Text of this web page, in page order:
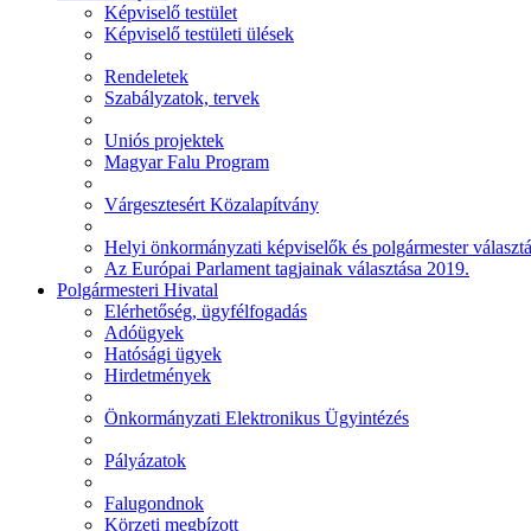
Képviselő testület
Képviselő testületi ülések
Rendeletek
Szabályzatok, tervek
Uniós projektek
Magyar Falu Program
Várgesztesért Közalapítvány
Helyi önkormányzati képviselők és polgármester
Az Európai Parlament tagjainak választása 2019.
Polgármesteri Hivatal
Elérhetőség, ügyfélfogadás
Adóügyek
Hatósági ügyek
Hirdetmények
Önkormányzati Elektronikus Ügyintézés
Pályázatok
Falugondnok
Körzeti megbízott